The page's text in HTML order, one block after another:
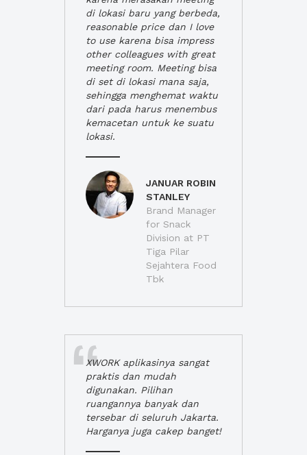
di lokasi baru yang berbeda,
reasonable price dan I love
to use karena bisa impress
other colleagues with great
meeting room. Meeting bisa
di set di lokasi mana saja,
sehingga menghemat waktu
dari pada harus menembus
kemacetan untuk ke suatu
lokasi.
JANUAR ROBIN
STANLEY
Brand Manager
for Snack
Division at PT
Tiga Pilar
Sejahtera Food
Tbk
XWORK aplikasinya sangat
praktis dan mudah
digunakan. Pilihan
ruangannya banyak dan
tersebar di seluruh Jakarta.
Harganya juga cakep banget!